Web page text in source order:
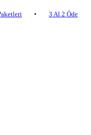
• 3 Al 2 Öde •